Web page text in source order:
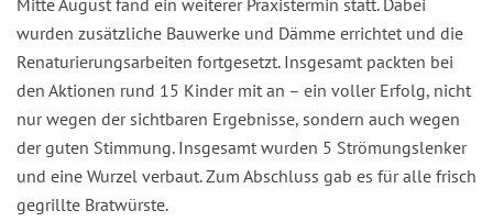
wurden zusätzliche Bauwerke und Dämme errichtet und die
Renaturierungsarbeiten fortgesetzt. Insgesamt packten bei
den Aktionen rund 15 Kinder mit an – ein voller Erfolg, nicht
nur wegen der sichtbaren Ergebnisse, sondern auch wegen
der guten Stimmung. Insgesamt wurden 5 Strömungslenker
und eine Wurzel verbaut. Zum Abschluss gab es für alle frisch
gegrillte Bratwürste.